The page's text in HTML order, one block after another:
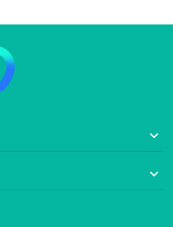

